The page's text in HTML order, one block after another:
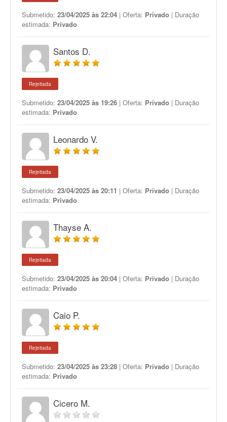
Submetido: 23/04/2025 às 22:04 | Oferta: Privado | Duração
estimada: Privado
Santos D.
Rejeitada
Submetido: 23/04/2025 às 19:26 | Oferta: Privado | Duração
estimada: Privado
Leonardo V.
Rejeitada
Submetido: 23/04/2025 às 20:11 | Oferta: Privado | Duração
estimada: Privado
Thayse A.
Rejeitada
Submetido: 23/04/2025 às 20:04 | Oferta: Privado | Duração
estimada: Privado
Caio P.
Rejeitada
Submetido: 23/04/2025 às 23:28 | Oferta: Privado | Duração
estimada: Privado
Cicero M.